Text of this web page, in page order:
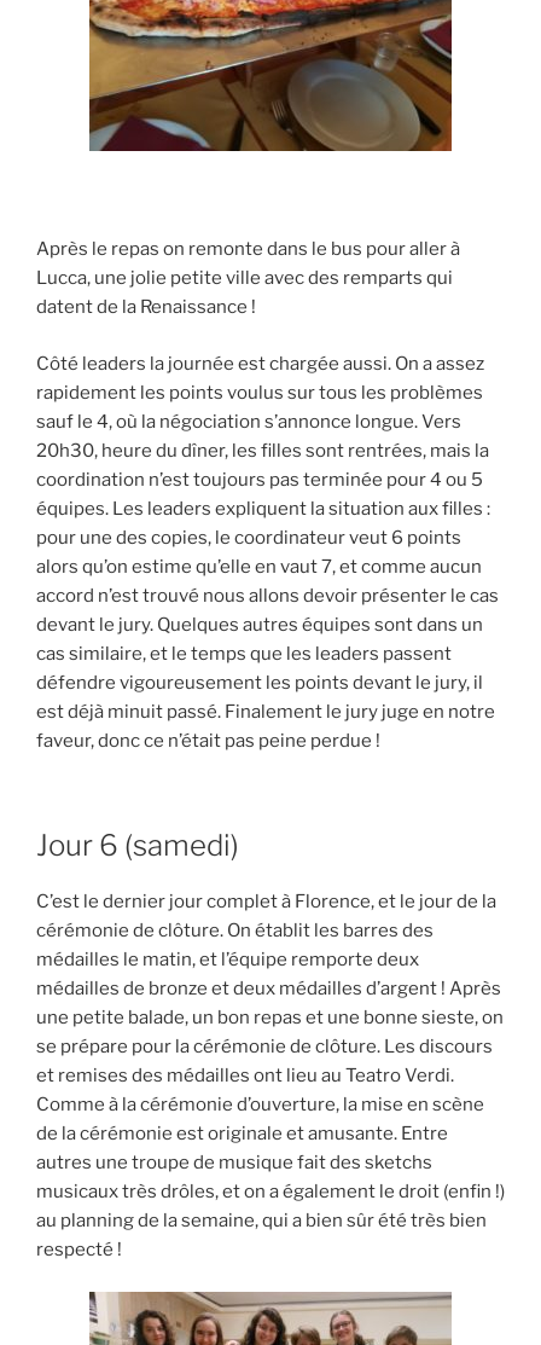
Après le repas on remonte dans le bus pour aller à
Lucca, une jolie petite ville avec des remparts qui
datent de la Renaissance !
Côté leaders la journée est chargée aussi. On a assez
rapidement les points voulus sur tous les problèmes
sauf le 4, où la négociation s’annonce longue. Vers
20h30, heure du dîner, les filles sont rentrées, mais la
coordination n’est toujours pas terminée pour 4 ou 5
équipes. Les leaders expliquent la situation aux filles :
pour une des copies, le coordinateur veut 6 points
alors qu’on estime qu’elle en vaut 7, et comme aucun
accord n’est trouvé nous allons devoir présenter le cas
devant le jury. Quelques autres équipes sont dans un
cas similaire, et le temps que les leaders passent
défendre vigoureusement les points devant le jury, il
est déjà minuit passé. Finalement le jury juge en notre
faveur, donc ce n’était pas peine perdue !
Jour 6 (samedi)
C’est le dernier jour complet à Florence, et le jour de la
cérémonie de clôture. On établit les barres des
médailles le matin, et l’équipe remporte deux
médailles de bronze et deux médailles d’argent ! Après
une petite balade, un bon repas et une bonne sieste, on
se prépare pour la cérémonie de clôture. Les discours
et remises des médailles ont lieu au Teatro Verdi.
Comme à la cérémonie d’ouverture, la mise en scène
de la cérémonie est originale et amusante. Entre
autres une troupe de musique fait des sketchs
musicaux très drôles, et on a également le droit (enfin !)
au planning de la semaine, qui a bien sûr été très bien
respecté !